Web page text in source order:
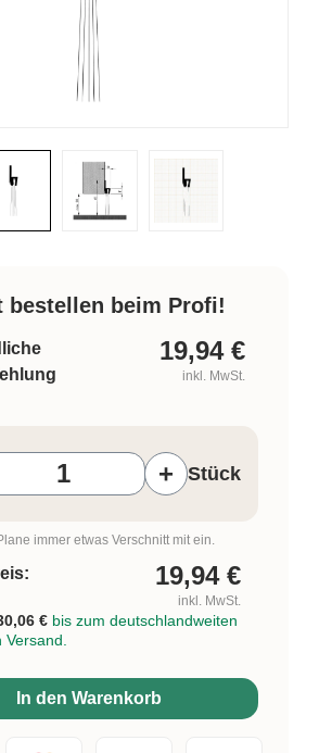
bestellen beim Profi!
19,94 €
inkl. MwSt.
+ Stück
immer etwas Verschnitt mit ein.
19,94 €
inkl. MwSt.
€ bis zum deutschlandweiten
In den Warenkorb